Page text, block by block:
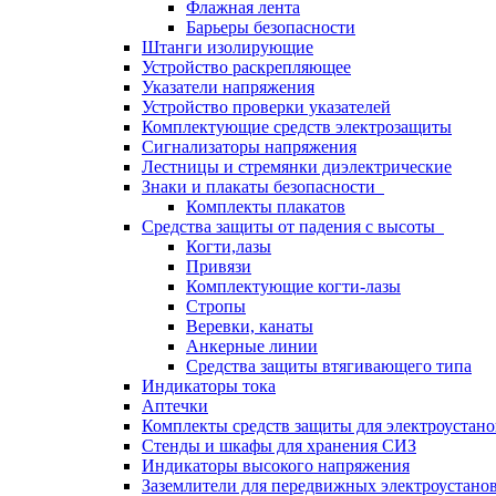
Флажная лента
Барьеры безопасности
Штанги изолирующие
Устройство раскрепляющее
Указатели напряжения
Устройство проверки указателей
Комплектующие средств электрозащиты
Сигнализаторы напряжения
Лестницы и стремянки диэлектрические
Знаки и плакаты безопасности
Комплекты плакатов
Средства защиты от падения с высоты
Когти,лазы
Привязи
Комплектующие когти-лазы
Стропы
Веревки, канаты
Анкерные линии
Средства защиты втягивающего типа
Индикаторы тока
Аптечки
Комплекты средств защиты для
Стенды и шкафы для хранения СИЗ
Индикаторы высокого напряжения
Заземлители для передвижных